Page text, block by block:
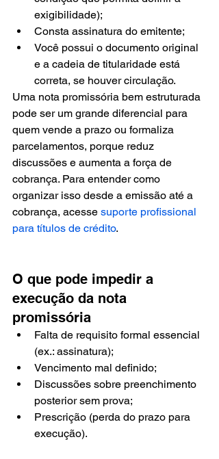
exigibilidade);
Consta assinatura do emitente;
Você possui o documento original
e a cadeia de titularidade está
correta, se houver circulação.
Uma nota promissória bem estruturada
pode ser um grande diferencial para
quem vende a prazo ou formaliza
parcelamentos, porque reduz
discussões e aumenta a força de
cobrança. Para entender como
organizar isso desde a emissão até a
cobrança, acesse suporte profissional
para títulos de crédito.
O que pode impedir a
execução da nota
promissória
Falta de requisito formal essencial
(ex.: assinatura);
Vencimento mal definido;
Discussões sobre preenchimento
posterior sem prova;
Prescrição (perda do prazo para
execução).